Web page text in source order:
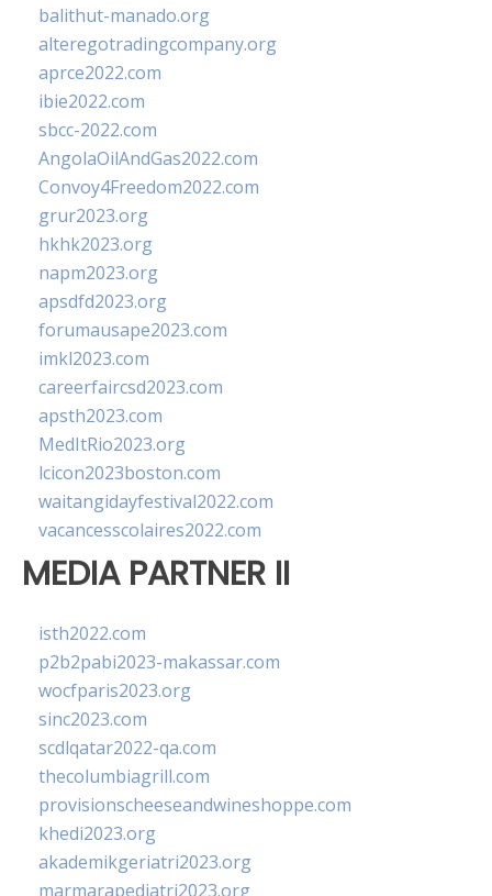
balithut-manado.org
alteregotradingcompany.org
aprce2022.com
ibie2022.com
sbcc-2022.com
AngolaOilAndGas2022.com
Convoy4Freedom2022.com
grur2023.org
hkhk2023.org
napm2023.org
apsdfd2023.org
forumausape2023.com
imkl2023.com
careerfaircsd2023.com
apsth2023.com
MedItRio2023.org
lcicon2023boston.com
waitangidayfestival2022.com
vacancesscolaires2022.com
MEDIA PARTNER II
isth2022.com
p2b2pabi2023-makassar.com
wocfparis2023.org
sinc2023.com
scdlqatar2022-qa.com
thecolumbiagrill.com
provisionscheeseandwineshoppe.com
khedi2023.org
akademikgeriatri2023.org
marmarapediatri2023.org